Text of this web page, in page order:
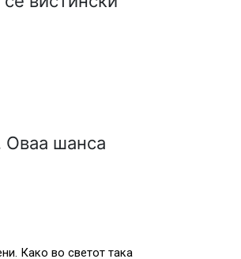
Оваа шанса